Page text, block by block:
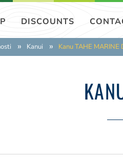
DISCOUNTS
Kanui Kanu TAHE MARINE